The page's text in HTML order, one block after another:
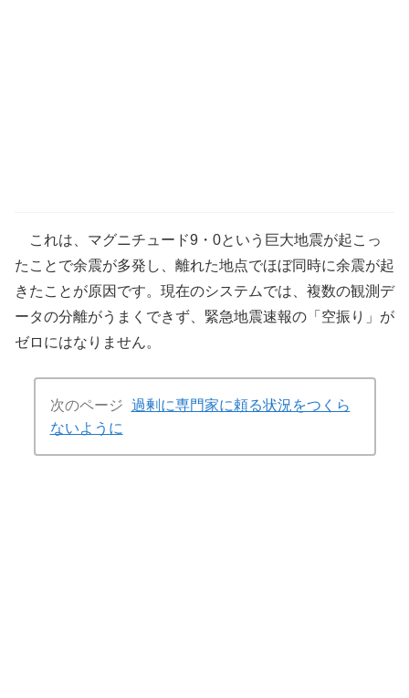
これは、マグニチュード9・0という巨大地震が起こっ
たことで余震が多発し、離れた地点でほぼ同時に余震が起
きたことが原因です。現在のシステムでは、複数の観測デ
ータの分離がうまくできず、緊急地震速報の「空振り」が
ゼロにはなりません。
次のページ 過剰に専門家に頼る状況をつくら
ないように